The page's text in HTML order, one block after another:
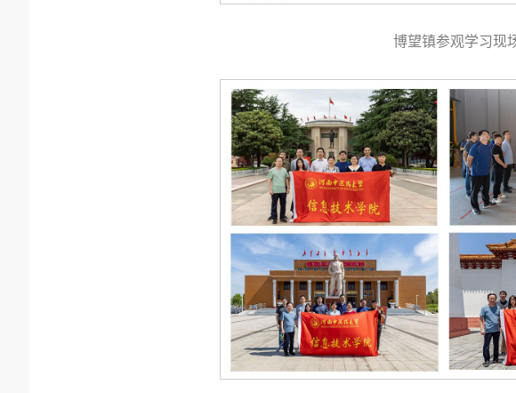
博望镇参观学习现